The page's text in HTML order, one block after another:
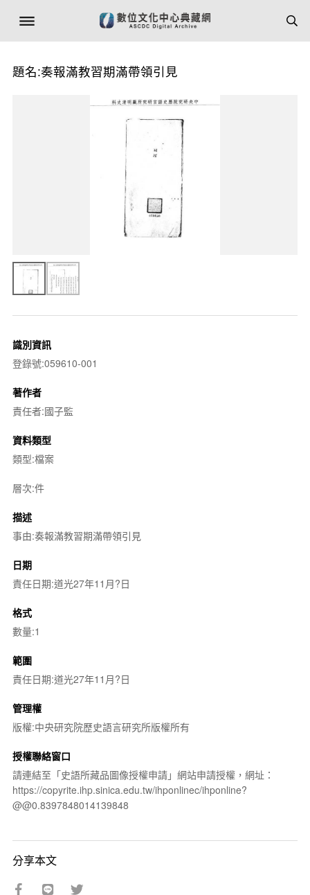
題名:奏報滿教習期滿帶領引見
識別資訊
登錄號:059610-001
著作者
責任者:國子監
資料類型
類型:檔案
層次:件
描述
事由:奏報滿教習期滿帶領引見
日期
責任日期:道光27年11月?日
格式
數量:1
範圍
責任日期:道光27年11月?日
管理權
版權:中央研究院歷史語言研究所版權所有
授權聯絡窗口
請連結至「史語所藏品圖像授權申請」網站申請授權，網址：
https://copyrite.ihp.sinica.edu.tw/ihponlinec/ihponline?
@@0.8397848014139848
分享本文